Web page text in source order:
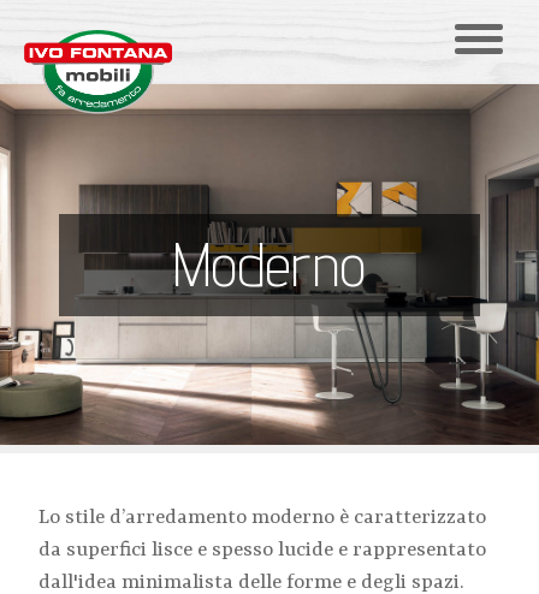
Moderno
Lo stile d’arredamento moderno è caratterizzato
da superfici lisce e spesso lucide e rappresentato
dall'idea minimalista delle forme e degli spazi.